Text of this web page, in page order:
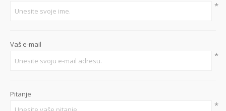
*
Vaš e-mail
*
Pitanje
*